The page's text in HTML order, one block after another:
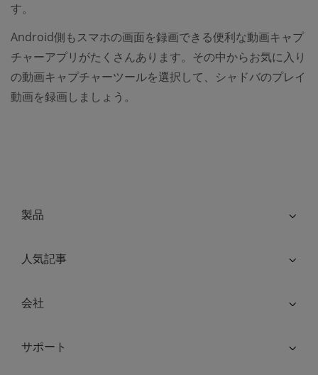
す。
Android側もスマホの画面を録画できる便利な動画キャプ
チャーアプリがたくさんあります。その中からお気に入り
の動画キャプチャーツールを選択して、シャドバのプレイ
動画を録画しましょう。
製品
人気記事
会社
サポート